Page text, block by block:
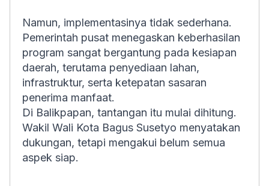
Namun, implementasinya tidak sederhana.
Pemerintah pusat menegaskan keberhasilan
program sangat bergantung pada kesiapan
daerah, terutama penyediaan lahan,
infrastruktur, serta ketepatan sasaran
penerima manfaat.
Di Balikpapan, tantangan itu mulai dihitung.
Wakil Wali Kota Bagus Susetyo menyatakan
dukungan, tetapi mengakui belum semua
aspek siap.